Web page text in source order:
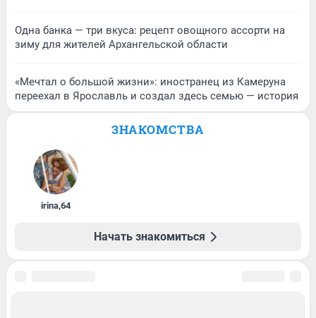
Одна банка — три вкуса: рецепт овощного ассорти на
зиму для жителей Архангельской области
«Мечтал о большой жизни»: иностранец из Камеруна
переехал в Ярославль и создал здесь семью — история
ЗНАКОМСТВА
irina,64
Начать знакомиться